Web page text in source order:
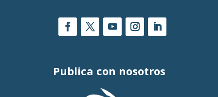
Publica con nosotros